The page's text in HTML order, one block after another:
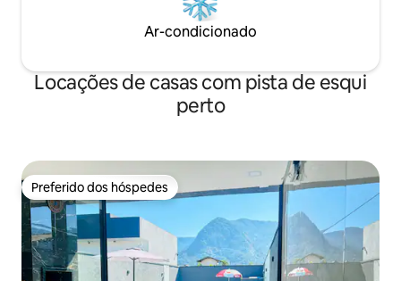
Ar-condicionado
Locações de casas com pista de esqui
perto
Preferido dos hóspedes
Preferido dos hóspedes